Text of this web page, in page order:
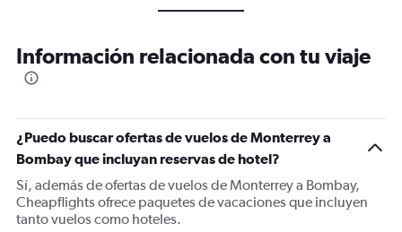
Información relacionada con tu viaje
¿Puedo buscar ofertas de vuelos de Monterrey a
Bombay que incluyan reservas de hotel?
Sí, además de ofertas de vuelos de Monterrey a Bombay,
Cheapflights ofrece paquetes de vacaciones que incluyen
tanto vuelos como hoteles.